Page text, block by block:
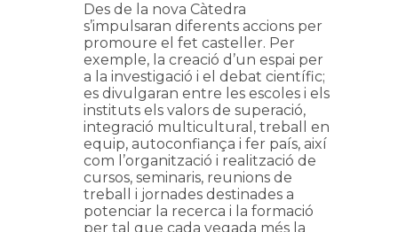
Des de la nova Càtedra
s’impulsaran diferents accions per
promoure el fet casteller. Per
exemple, la creació d’un espai per
a la investigació i el debat científic;
es divulgaran entre les escoles i els
instituts els valors de superació,
integració multicultural, treball en
equip, autoconfiança i fer país, així
com l’organització i realització de
cursos, seminaris, reunions de
treball i jornades destinades a
potenciar la recerca i la formació
per tal que cada vegada més la